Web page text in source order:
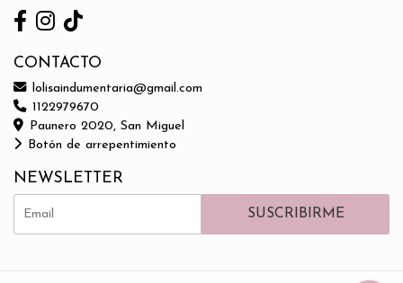
CONTACTO
lolisaindumentaria@gmail.com
1122979670
Paunero 2020, San Miguel
Botón de arrepentimiento
NEWSLETTER
SUSCRIBIRME